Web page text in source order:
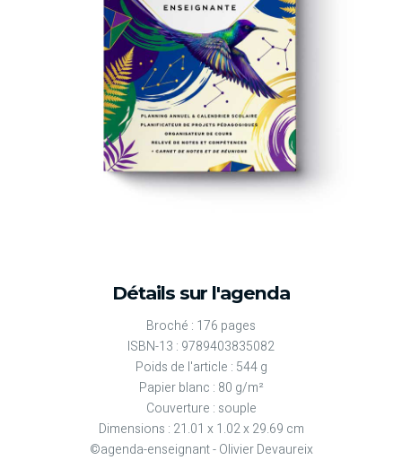
Détails sur l'agenda
Broché : 176 pages
ISBN-13 : 9789403835082
Poids de l'article : 544 g
Papier blanc : 80 g/m²
Couverture : souple
Dimensions : 21.01 x 1.02 x 29.69 cm
©agenda-enseignant - Olivier Devaureix